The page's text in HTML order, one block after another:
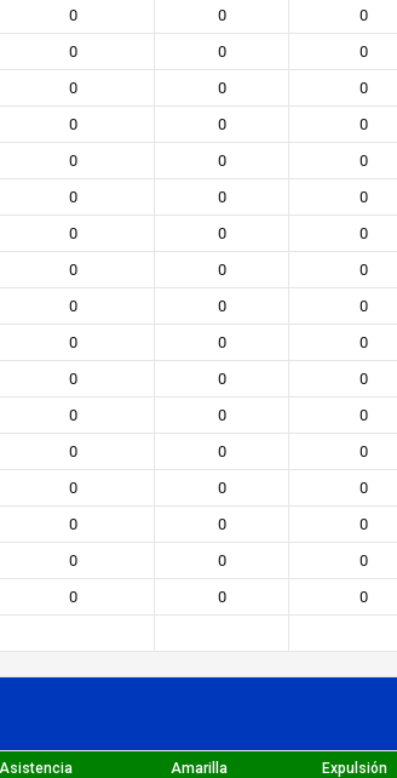
0 0
0
0 0
0
0 0
0
0 0
0
0 0
0
0 0
0
0 0
0
0 0
0
0 0
0
0 0
0
0 0
0
0 0
0
0 0
0
0 0
0
0 0
0
0 0
0
0 0
0
Asistencia Amarilla Expulsión